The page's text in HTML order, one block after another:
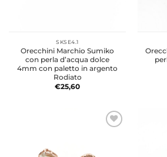
SKSE4.1
Orecchini Marchio Sumiko
con perla d’acqua dolce
4mm con paletto in argento
Rodiato
€25,60